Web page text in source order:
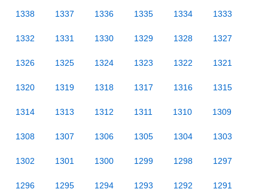
1338 1337 1336 1335 1334 1333
1332 1331 1330 1329 1328 1327
1326 1325 1324 1323 1322 1321
1320 1319 1318 1317 1316 1315
1314 1313 1312 1311 1310 1309
1308 1307 1306 1305 1304 1303
1302 1301 1300 1299 1298 1297
1296 1295 1294 1293 1292 1291